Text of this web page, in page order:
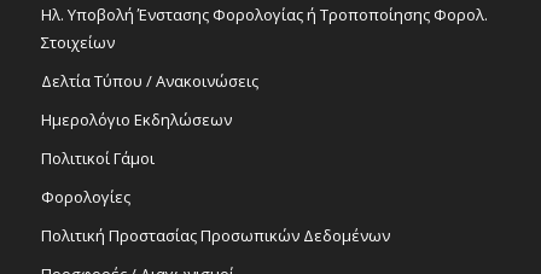
Ηλ. Υποβολή Ένστασης Φορολογίας ή Τροποποίησης Φορολ.
Στοιχείων
Δελτία Τύπου / Ανακοινώσεις
Ημερολόγιο Εκδηλώσεων
Πολιτικοί Γάμοι
Φορολογίες
Πολιτική Προστασίας Προσωπικών Δεδομένων